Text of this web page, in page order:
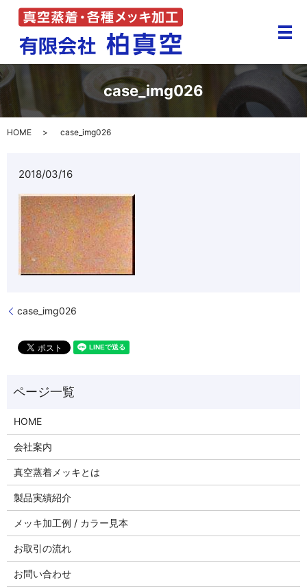
メ
case_img026
HOME case_img026
2018/03/16
case_img026
HOME
会社案内
真空蒸着メッキとは
製品実績紹介
メッキ加工例 / カラー見本
お取引の流れ
お問い合わせ